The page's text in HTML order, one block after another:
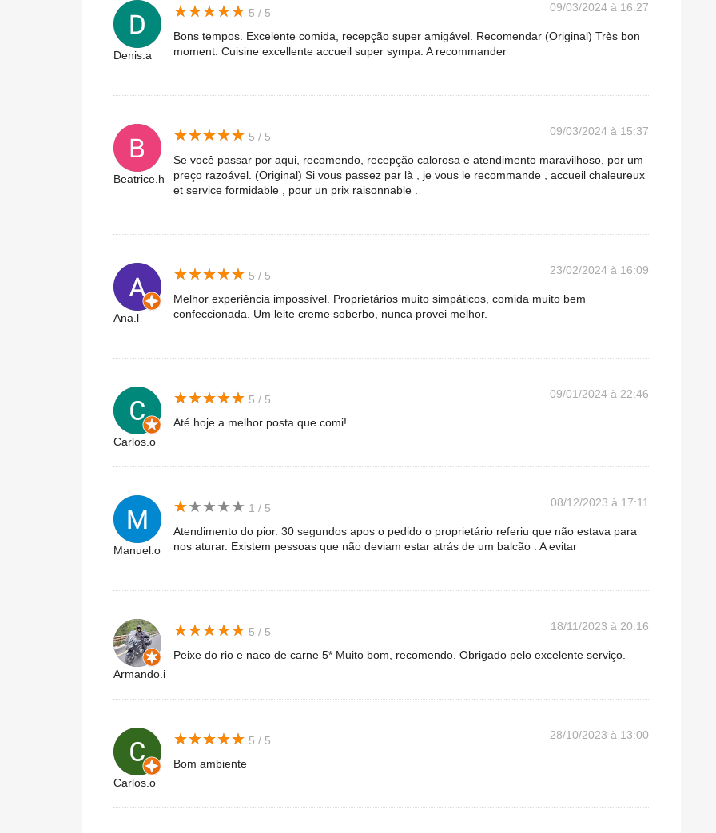
Denis.a
★★★★★
★★★★★ 5 / 5 09/03/2024 à 16:27
Bons tempos. Excelente comida, recepção super amigável. Recomendar (Original) Très bon
moment. Cuisine excellente accueil super sympa. A recommander
Beatrice.h
★★★★★
★★★★★ 5 / 5 09/03/2024 à 15:37
Se você passar por aqui, recomendo, recepção calorosa e atendimento maravilhoso, por um
preço razoável. (Original) Si vous passez par là , je vous le recommande , accueil chaleureux
et service formidable , pour un prix raisonnable .
Ana.l
★★★★★
★★★★★ 5 / 5 23/02/2024 à 16:09
Melhor experiência impossível. Proprietários muito simpáticos, comida muito bem
confeccionada. Um leite creme soberbo, nunca provei melhor.
Carlos.o
★★★★★
★★★★★ 5 / 5 09/01/2024 à 22:46
Até hoje a melhor posta que comi!
Manuel.o
★★★★★
★★★★★ 1 / 5 08/12/2023 à 17:11
Atendimento do pior. 30 segundos apos o pedido o proprietário referiu que não estava para
nos aturar. Existem pessoas que não deviam estar atrás de um balcão . A evitar
Armando.i
★★★★★
★★★★★ 5 / 5 18/11/2023 à 20:16
Peixe do rio e naco de carne 5* Muito bom, recomendo. Obrigado pelo excelente serviço.
Carlos.o
★★★★★
★★★★★ 5 / 5 28/10/2023 à 13:00
Bom ambiente